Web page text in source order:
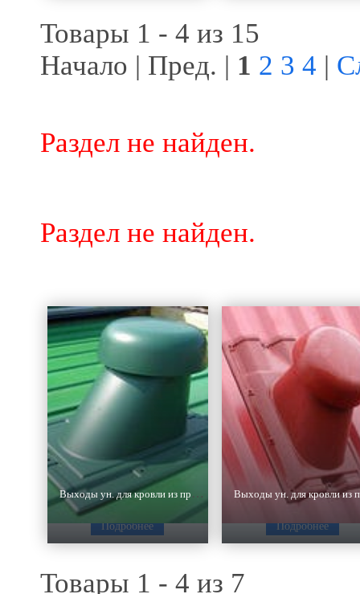
Товары 1 - 4 из 15
Начало | Пред. | 1 2 3 4 |
Раздел не найден.
Раздел не найден.
Выходы ун. для кровли из профнастила С-8
Подробнее Подробнее
Товары 1 - 4 из 7